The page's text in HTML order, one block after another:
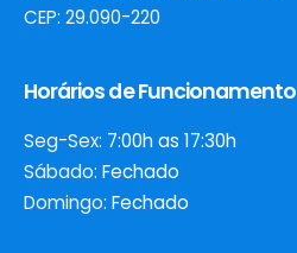
CEP: 29.090-220
Horários de Funcionamento
Seg-Sex: 7:00h as 17:30h
Sábado: Fechado
Domingo: Fechado